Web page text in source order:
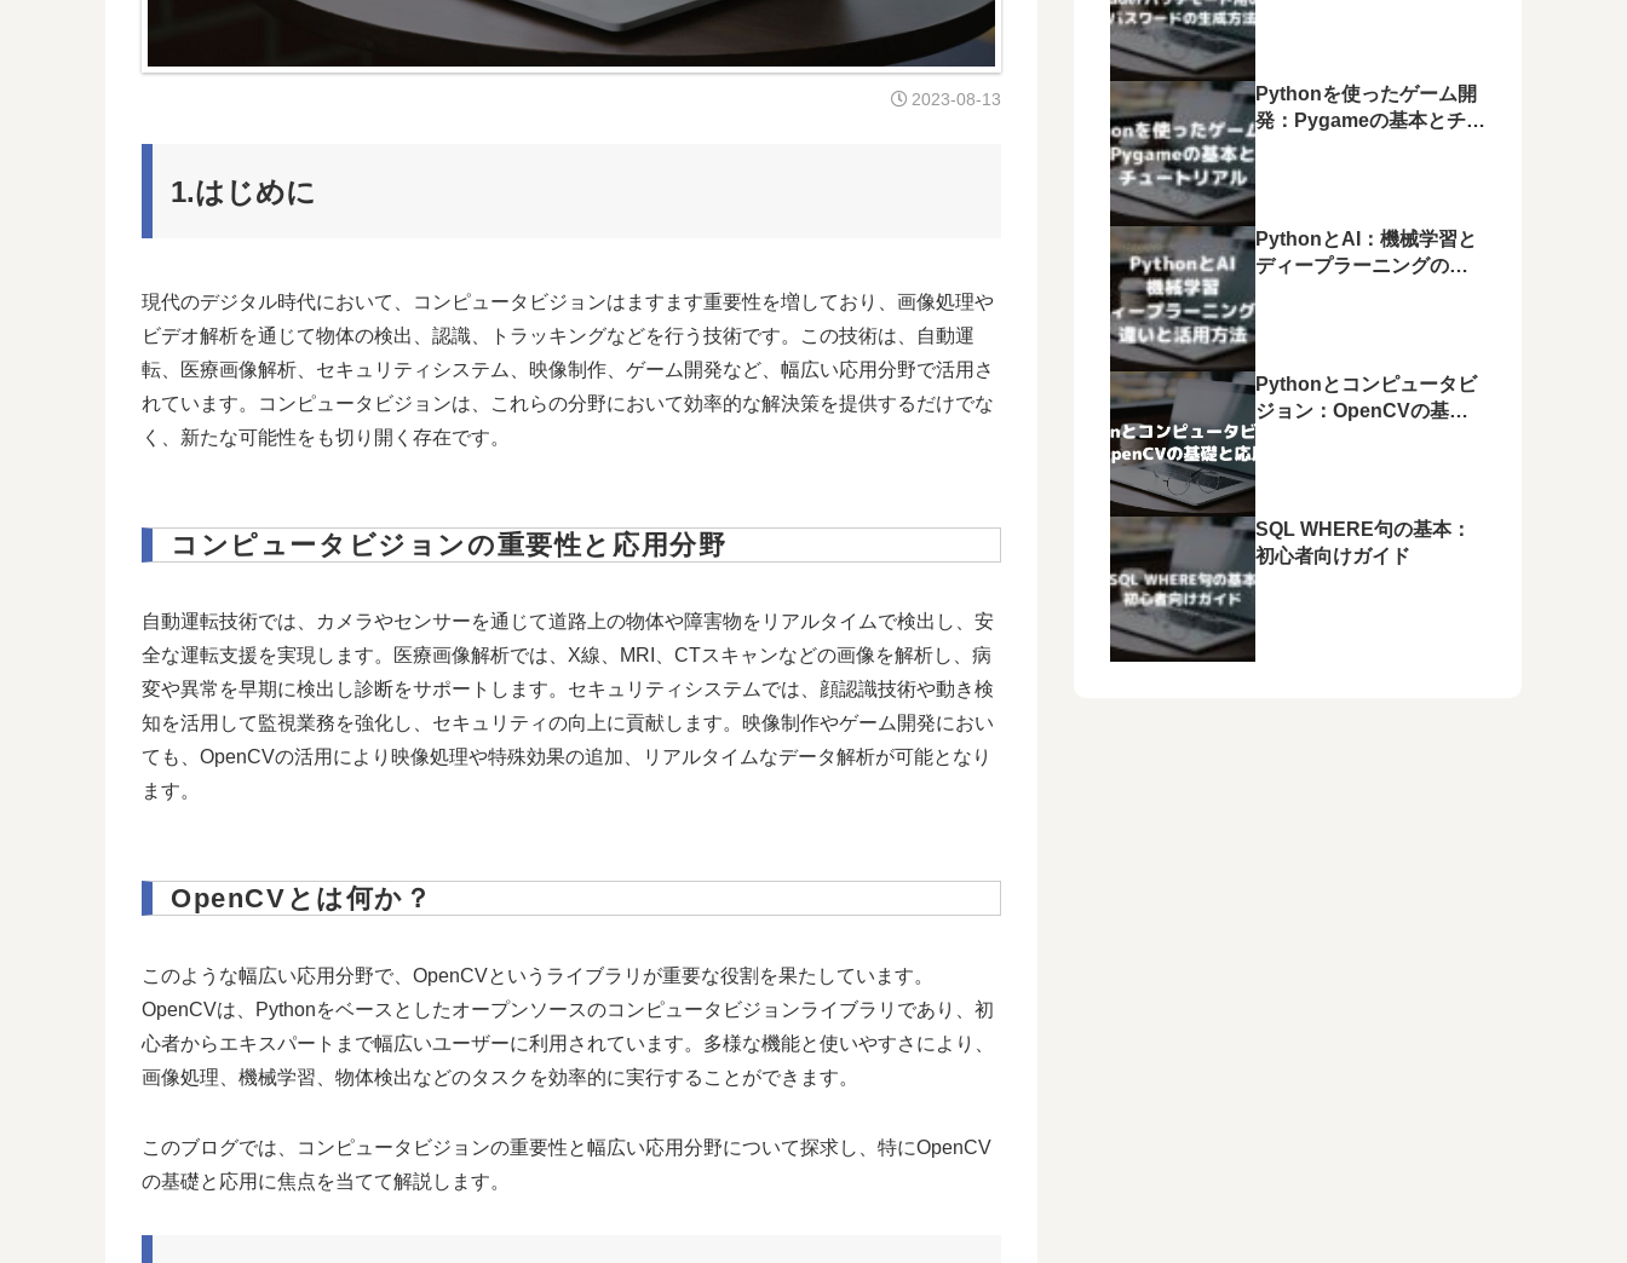
2023-08-13
1.はじめに
現代のデジタル時代において、コンピュータビジョンはますます重要性を増しており、画像処理や
ビデオ解析を通じて物体の検出、認識、トラッキングなどを行う技術です。この技術は、自動運
転、医療画像解析、セキュリティシステム、映像制作、ゲーム開発など、幅広い応用分野で活用さ
れています。コンピュータビジョンは、これらの分野において効率的な解決策を提供するだけでな
く、新たな可能性をも切り開く存在です。
コンピュータビジョンの重要性と応用分野
自動運転技術では、カメラやセンサーを通じて道路上の物体や障害物をリアルタイムで検出し、安
全な運転支援を実現します。医療画像解析では、X線、MRI、CTスキャンなどの画像を解析し、病
変や異常を早期に検出し診断をサポートします。セキュリティシステムでは、顔認識技術や動き検
知を活用して監視業務を強化し、セキュリティの向上に貢献します。映像制作やゲーム開発におい
ても、OpenCVの活用により映像処理や特殊効果の追加、リアルタイムなデータ解析が可能となり
ます。
OpenCVとは何か？
このような幅広い応用分野で、OpenCVというライブラリが重要な役割を果たしています。
OpenCVは、Pythonをベースとしたオープンソースのコンピュータビジョンライブラリであり、初
心者からエキスパートまで幅広いユーザーに利用されています。多様な機能と使いやすさにより、
画像処理、機械学習、物体検出などのタスクを効率的に実行することができます。
このブログでは、コンピュータビジョンの重要性と幅広い応用分野について探求し、特にOpenCV
の基礎と応用に焦点を当てて解説します。
Pythonを使ったゲーム開
発：Pygameの基本とチュ
PythonとAI：機械学習と
ディープラーニングの違
Pythonとコンピュータビ
ジョン：OpenCVの基礎
SQL WHERE句の基本：
初心者向けガイド